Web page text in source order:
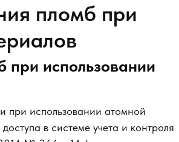
пломб при
использовании
при использовании атомной
в системе учета и контроля